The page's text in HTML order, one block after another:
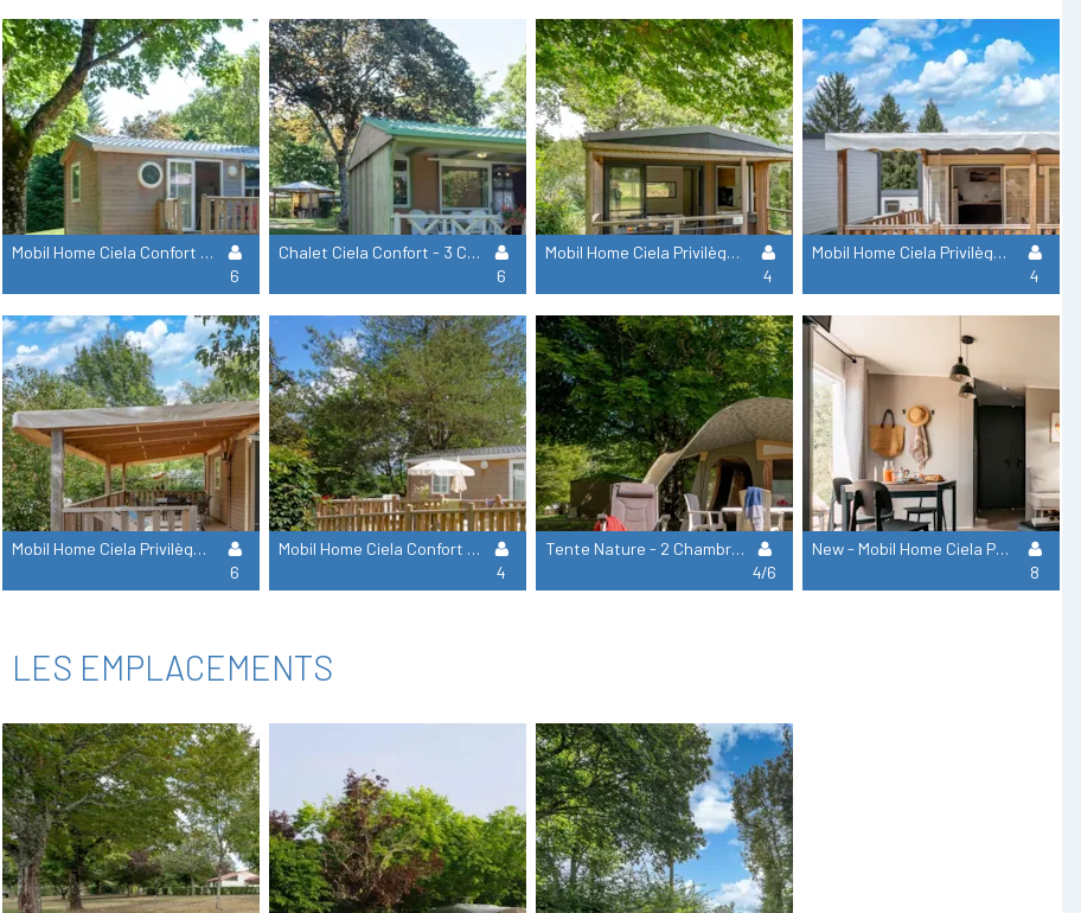
Mobil Home Ciela Confort - 3 Chambres
6
Chalet Ciela Confort - 3 Chambres
6
Mobil Home Ciela Privilège Bay - 2 Chambres - Lave-Vaisselle, Barbecue
4
Mobil Home Ciela Privilège - 2 Chambres - Lave-Vaisselle, Barbecue
4
Mobil Home Ciela Privilège - 3 Chambres - Lave-Vaisselle, Barbecue
6
Mobil Home Ciela Confort Pmr - 2 Chambres
4
Tente Nature - 2 Chambres (Sans Sanitaire)
4/6
New - Mobil Home Ciela Privilège - 4 Chambres - 2 Salles De Bain - Lave-Vaisselle, Barbecue
8
LES EMPLACEMENTS